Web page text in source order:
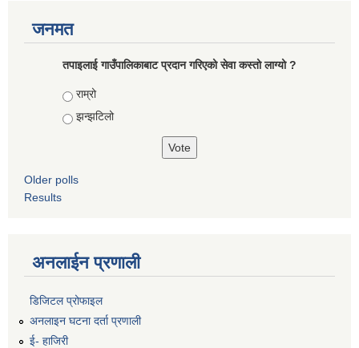
जनमत
तपाइलाई गाउँपालिकाबाट प्रदान गरिएको सेवा कस्तो लाग्यो ?
Choices
राम्रो
झन्झटिलो
Older polls
Results
अनलाईन प्रणाली
डिजिटल प्रोफाइल
अनलाइन घटना दर्ता प्रणाली
ई- हाजिरी